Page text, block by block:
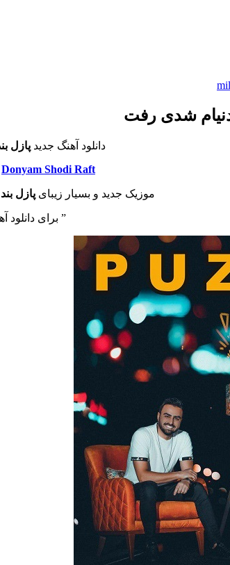
دنیام‌ شدی رفت
دانلود آهنگ جدید پازل
Donyam Shodi Raft
موزیک جدید و بسیار زیبایپازل بند
” برای دانلود